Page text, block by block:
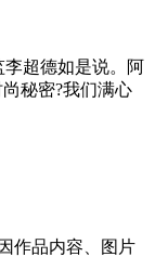
超德如是说。阿
秘密?我们满心
作品内容、图片